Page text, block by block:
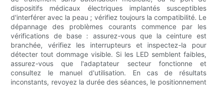
dispositifs médicaux électriques implantés susceptibles
d'interférer avec la peau ; vérifiez toujours la compatibilité. Le
dépannage des problèmes courants commence par les
vérifications de base : assurez-vous que la ceinture est
branchée, vérifiez les interrupteurs et inspectez-la pour
détecter tout dommage visible. Si les LED semblent faibles,
assurez-vous que l'adaptateur secteur fonctionne et
consultez le manuel d'utilisation. En cas de résultats
inconstants, revoyez la durée des séances, le positionnement